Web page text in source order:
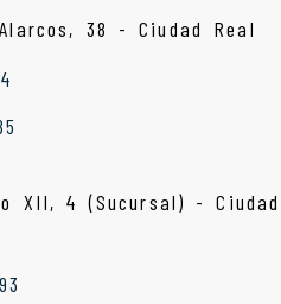
Alarcos, 38 -Ciudad Real
XII, 4 (Sucursal) - Ciudad